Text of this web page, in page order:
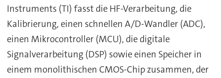
Instruments (TI) fasst die HF-Verarbeitung, die
Kalibrierung, einen schnellen A/D-Wandler (ADC),
einen Mikrocontroller (MCU), die digitale
Signalverarbeitung (DSP) sowie einen Speicher in
einem monolithischen CMOS-Chip zusammen, der